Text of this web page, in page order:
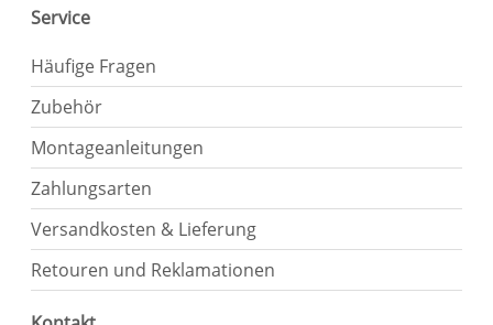
Service
Häufige Fragen
Zubehör
Montageanleitungen
Zahlungsarten
Versandkosten & Lieferung
Retouren und Reklamationen